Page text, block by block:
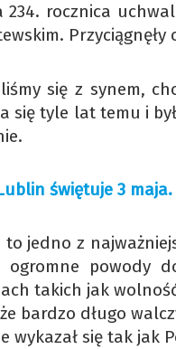
234. rocznica
się z synem,
się tyle lat temu i
świętuje 3 maja.
to jedno z
ogromne powody
takich jak
bardzo długo
wykazał się tak jak